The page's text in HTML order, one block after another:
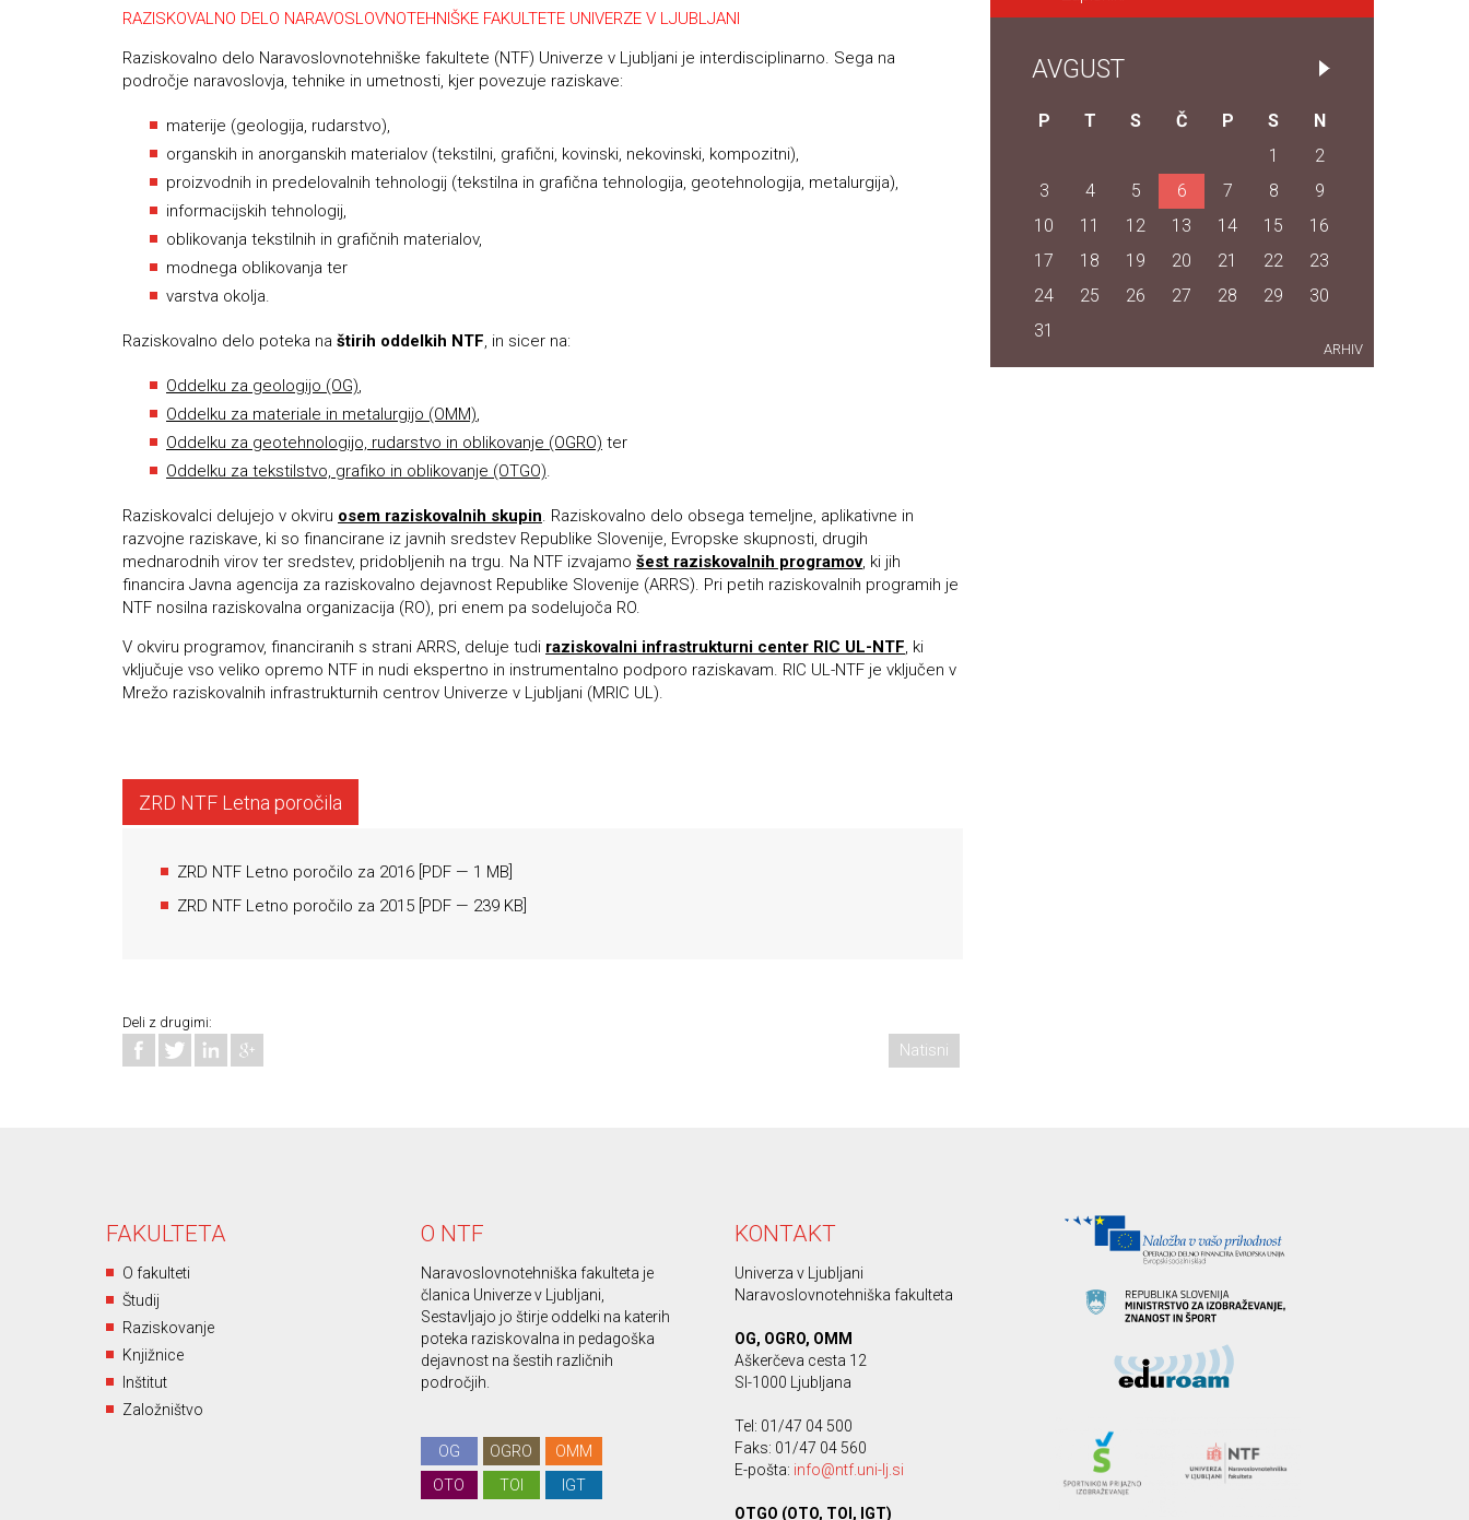
RAZISKOVALNO DELO NARAVOSLOVNOTEHNIŠKE FAKULTETE UNIVERZE V LJUBLJANI
Raziskovalno delo Naravoslovnotehniške fakultete (NTF) Univerze v Ljubljani je interdisciplinarno. Sega na
področje naravoslovja, tehnike in umetnosti, kjer povezuje raziskave:
materije (geologija, rudarstvo),
organskih in anorganskih materialov (tekstilni, grafični, kovinski, nekovinski, kompozitni),
proizvodnih in predelovalnih tehnologij (tekstilna in grafična tehnologija, geotehnologija, metalurgija),
informacijskih tehnologij,
oblikovanja tekstilnih in grafičnih materialov,
modnega oblikovanja ter
varstva okolja.
Raziskovalno delo poteka na štirih oddelkih NTF, in sicer na:
Oddelku za geologijo (OG),
Oddelku za materiale in metalurgijo (OMM),
Oddelku za geotehnologijo, rudarstvo in oblikovanje (OGRO) ter
Oddelku za tekstilstvo, grafiko in oblikovanje (OTGO).
Raziskovalci delujejo v okviru osem raziskovalnih skupin. Raziskovalno delo obsega temeljne, aplikativne in
razvojne raziskave, ki so financirane iz javnih sredstev Republike Slovenije, Evropske skupnosti, drugih
mednarodnih virov ter sredstev, pridobljenih na trgu. Na NTF izvajamo šest raziskovalnih programov, ki jih
financira Javna agencija za raziskovalno dejavnost Republike Slovenije (ARRS). Pri petih raziskovalnih programih je
NTF nosilna raziskovalna organizacija (RO), pri enem pa sodelujoča RO.
V okviru programov, financiranih s strani ARRS, deluje tudi raziskovalni infrastrukturni center RIC UL-NTF, ki
vključuje vso veliko opremo NTF in nudi ekspertno in instrumentalno podporo raziskavam. RIC UL-NTF je vključen v
Mrežo raziskovalnih infrastrukturnih centrov Univerze v Ljubljani (MRIC UL).
ZRD NTF Letna poročila
ZRD NTF Letno poročilo za 2016 PDF — 1 MB]
ZRD NTF Letno poročilo za 2015 PDF — 239 KB]
Deli z drugimi:
Natisni
ARHIV
AVGUST
P T S Č P S
N
1
2
3
4 5 6 7 8
9
10
11 12 13 14 15
16
17
18 19 20 21 22
23
24
25 26 27 28 29
30
31
FAKULTETA
O fakulteti
Študij
Raziskovanje
Knjižnice
Inštitut
Založništvo
O NTF
Naravoslovnotehniška fakulteta je
članica Univerze v Ljubljani,
Sestavljajo jo štirje oddelki na katerih
poteka raziskovalna in pedagoška
dejavnost na šestih različnih
področjih.
OG OGRO
OMM
OTO
TOI IGT
KONTAKT
Univerza v Ljubljani
Naravoslovnotehniška fakulteta
OG, OGRO, OMM
Aškerčeva cesta 12
SI-1000 Ljubljana
Tel: 01/47 04 500
Faks: 01/47 04 560
E-pošta: info@ntf.uni-lj.si
OTGO (OTO, TOI, IGT)